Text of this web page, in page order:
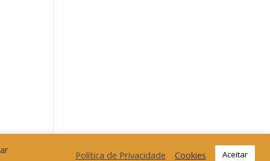
Política de Privacidade Cookies Aceitar